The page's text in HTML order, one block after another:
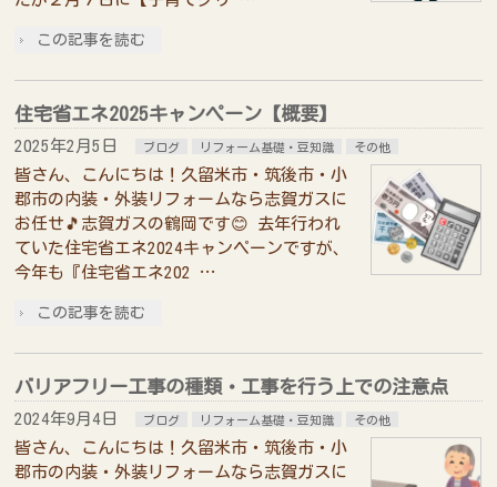
この記事を読む
住宅省エネ2025キャンペーン【概要】
2025年2月5日 ブログ リフォーム基礎・豆知識 その他
皆さん、こんにちは！久留米市・筑後市・小
郡市の内装・外装リフォームなら志賀ガスに
お任せ🎵志賀ガスの鶴岡です😊 去年行われ
ていた住宅省エネ2024キャンペーンですが、
今年も『住宅省エネ202 …
この記事を読む
バリアフリー工事の種類・工事を行う上での注意点
2024年9月4日 ブログ リフォーム基礎・豆知識 その他
皆さん、こんにちは！久留米市・筑後市・小
郡市の内装・外装リフォームなら志賀ガスに